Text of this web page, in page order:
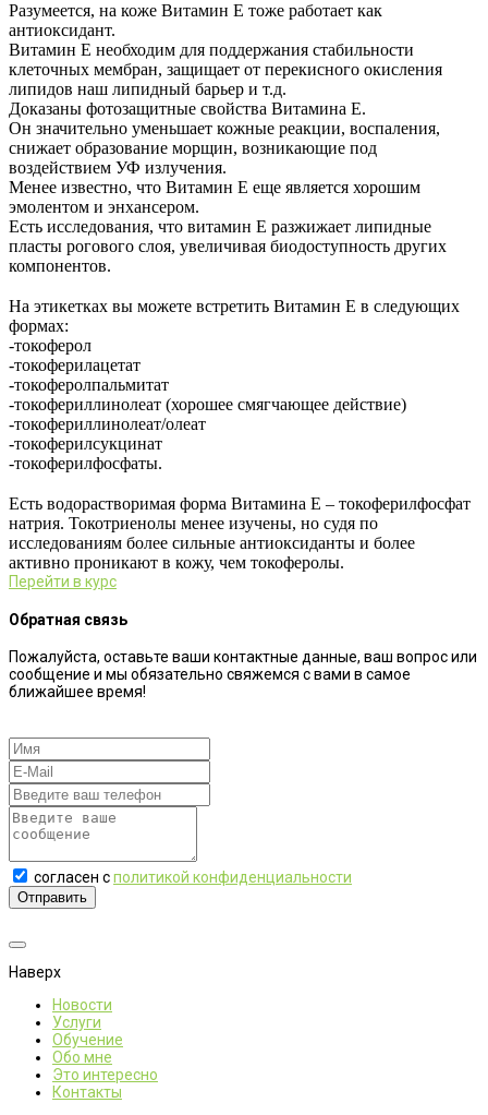
Разумеется, на коже Витамин Е тоже работает как
антиоксидант.
Витамин Е необходим для поддержания стабильности
клеточных мембран, защищает от перекисного окисления
липидов наш липидный барьер и т.д.
Доказаны фотозащитные свойства Витамина Е.
Он значительно уменьшает кожные реакции, воспаления,
снижает образование морщин, возникающие под
воздействием УФ излучения.
Менее известно, что Витамин Е еще является хорошим
эмолентом и энхансером.
Есть исследования, что витамин Е разжижает липидные
пласты рогового слоя, увеличивая биодоступность других
компонентов.
На этикетках вы можете встретить Витамин Е в следующих
формах:
-токоферол
-токоферилацетат
-токоферолпальмитат
-токофериллинолеат (хорошее смягчающее действие)
-токофериллинолеат/олеат
-токоферилсукцинат
-токоферилфосфаты.
Есть водорастворимая форма Витамина Е – токоферилфосфат
натрия. Токотриенолы менее изучены, но судя по
исследованиям более сильные антиоксиданты и более
активно проникают в кожу, чем токоферолы.
Перейти в курс
Обратная связь
Пожалуйста, оставьте ваши контактные данные, ваш вопрос или
сообщение и мы обязательно свяжемся с вами в самое
ближайшее время!
согласен сполитикой конфиденциальности
Отправить
Наверх
Новости
Услуги
Обучение
Обо мне
Это интересно
Контакты